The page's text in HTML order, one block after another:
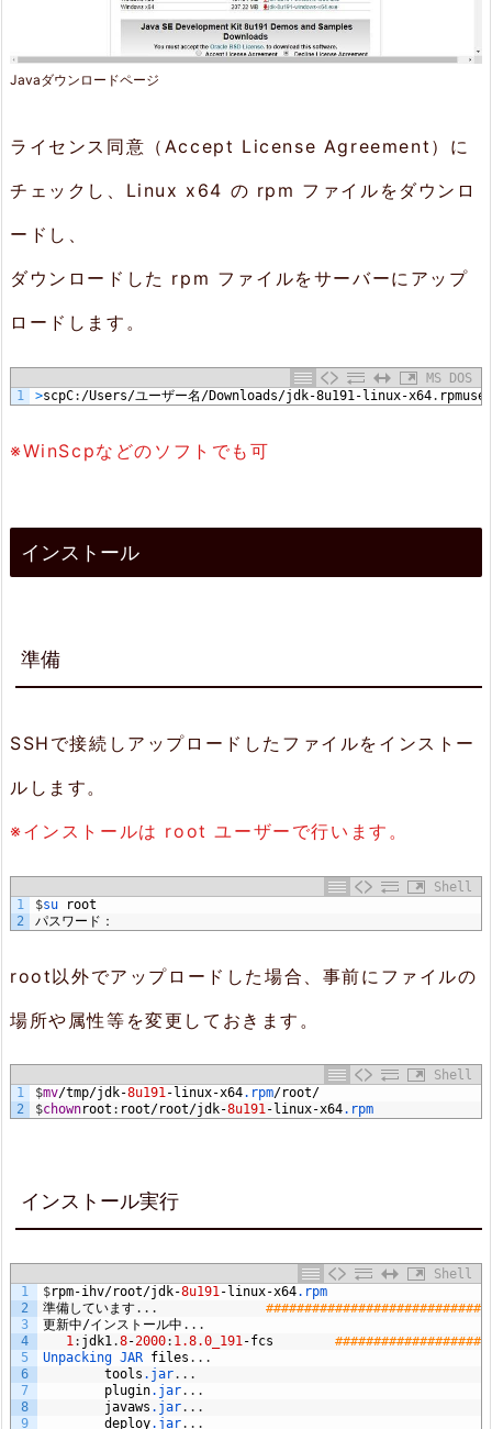
イ
ト
ー
ル
2.
1.
準
2.
イ
ル
実
確
4.
ま
と
め
Javaダウンロードページ
ライセンス同意（Accept License Agreement）に
チェックし、Linux x64 の rpm ファイルをダウンロ
ードし、
ダウンロードした rpm ファイルをサーバーにアップ
ロードします。
MS DOS
1
>scpC: /Users/ユーザー名/Downloads/jdk-8u191-linux-x64. rpm
※WinScpなどのソフトでも可
インストール
準備
SSHで接続しアップロードしたファイルをインストー
ルします。
※インストールは root ユーザーで行います。
Shell
1
2
$su
root
パスワード：
root以外でアップロードした場合、事前にファイルの
場所や属性等を変更しておきます。
Shell
1
2
$mv/tmp/jdk-8u191- linux-x64.rpm/root/
$chownroot : root/root/jdk-8u191- linux-x64.rpm
インストール実行
Shell
1
2
3
4
5
6
7
8
9
$rpm-ihv/root/jdk-8u191- linux-x64.rpm
準備しています. . .
更新中/インストール中 . . .
1: jdk1.8-2000: 1.8.0_191-fcs
Unpacking JAR files . . .
tools .jar. . .
plugin.jar. . .
javaws .jar. . .
deploy.jar. . .